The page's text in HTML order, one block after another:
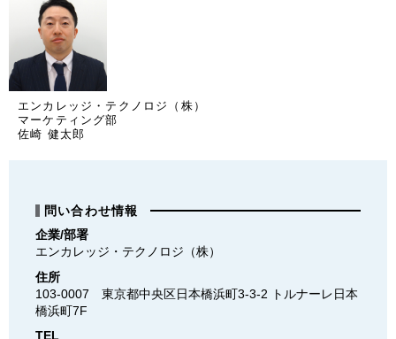
エンカレッジ・テクノロジ（株）
マーケティング部
佐崎 健太郎
問い合わせ情報
企業/部署
エンカレッジ・テクノロジ（株）
住所
103-0007　東京都中央区日本橋浜町3-3-2 トルナーレ日本
橋浜町7F
TEL